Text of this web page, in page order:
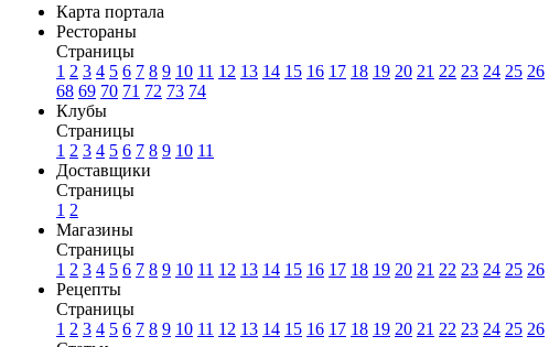
Карта портала
Рестораны
Страницы
1 2 3 4 5 6 7 8 9 10 11 12 13 14 15 16 17 18 19 20 21 22 23 24 25 26
68 69 70 71 72 73 74
Клубы
Страницы
1 2 3 4 5 6 7 8 9 10 11
Доставщики
Страницы
1 2
Магазины
Страницы
1 2 3 4 5 6 7 8 9 10 11 12 13 14 15 16 17 18 19 20 21 22 23 24 25 26
Рецепты
Страницы
1 2 3 4 5 6 7 8 9 10 11 12 13 14 15 16 17 18 19 20 21 22 23 24 25 26